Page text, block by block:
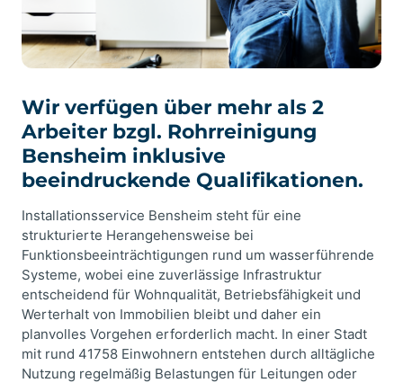
Wir verfügen über mehr als 2
Arbeiter bzgl. Rohrreinigung
Bensheim inklusive
beeindruckende Qualifikationen.
Installationsservice Bensheim steht für eine
strukturierte Herangehensweise bei
Funktionsbeeinträchtigungen rund um wasserführende
Systeme, wobei eine zuverlässige Infrastruktur
entscheidend für Wohnqualität, Betriebsfähigkeit und
Werterhalt von Immobilien bleibt und daher ein
planvolles Vorgehen erforderlich macht. In einer Stadt
mit rund 41758 Einwohnern entstehen durch alltägliche
Nutzung regelmäßig Belastungen für Leitungen oder